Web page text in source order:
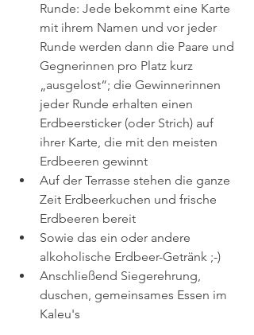
Runde: Jede bekommt eine Karte
mit ihrem Namen und vor jeder
Runde werden dann die Paare und
Gegnerinnen pro Platz kurz
„ausgelost“; die Gewinnerinnen
jeder Runde erhalten einen
Erdbeersticker (oder Strich) auf
ihrer Karte, die mit den meisten
Erdbeeren gewinnt
Auf der Terrasse stehen die ganze
Zeit Erdbeerkuchen und frische
Erdbeeren bereit
Sowie das ein oder andere
alkoholische Erdbeer-Getränk ;-)
Anschließend Siegerehrung,
duschen, gemeinsames Essen im
Kaleu's